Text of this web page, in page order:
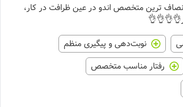
ترین متخصص اندو در عین ظرافت در کار،
نوبت‌دهی و پیگیری منظم
رفتار مناسب متخصص